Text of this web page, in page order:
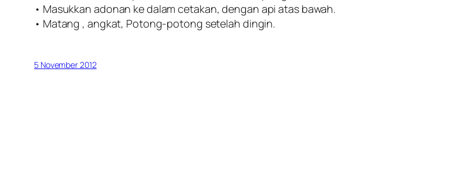
• Masukkan adonan ke dalam cetakan, dengan api atas bawah.
• Matang , angkat, Potong-potong setelah dingin.
5 November 2012